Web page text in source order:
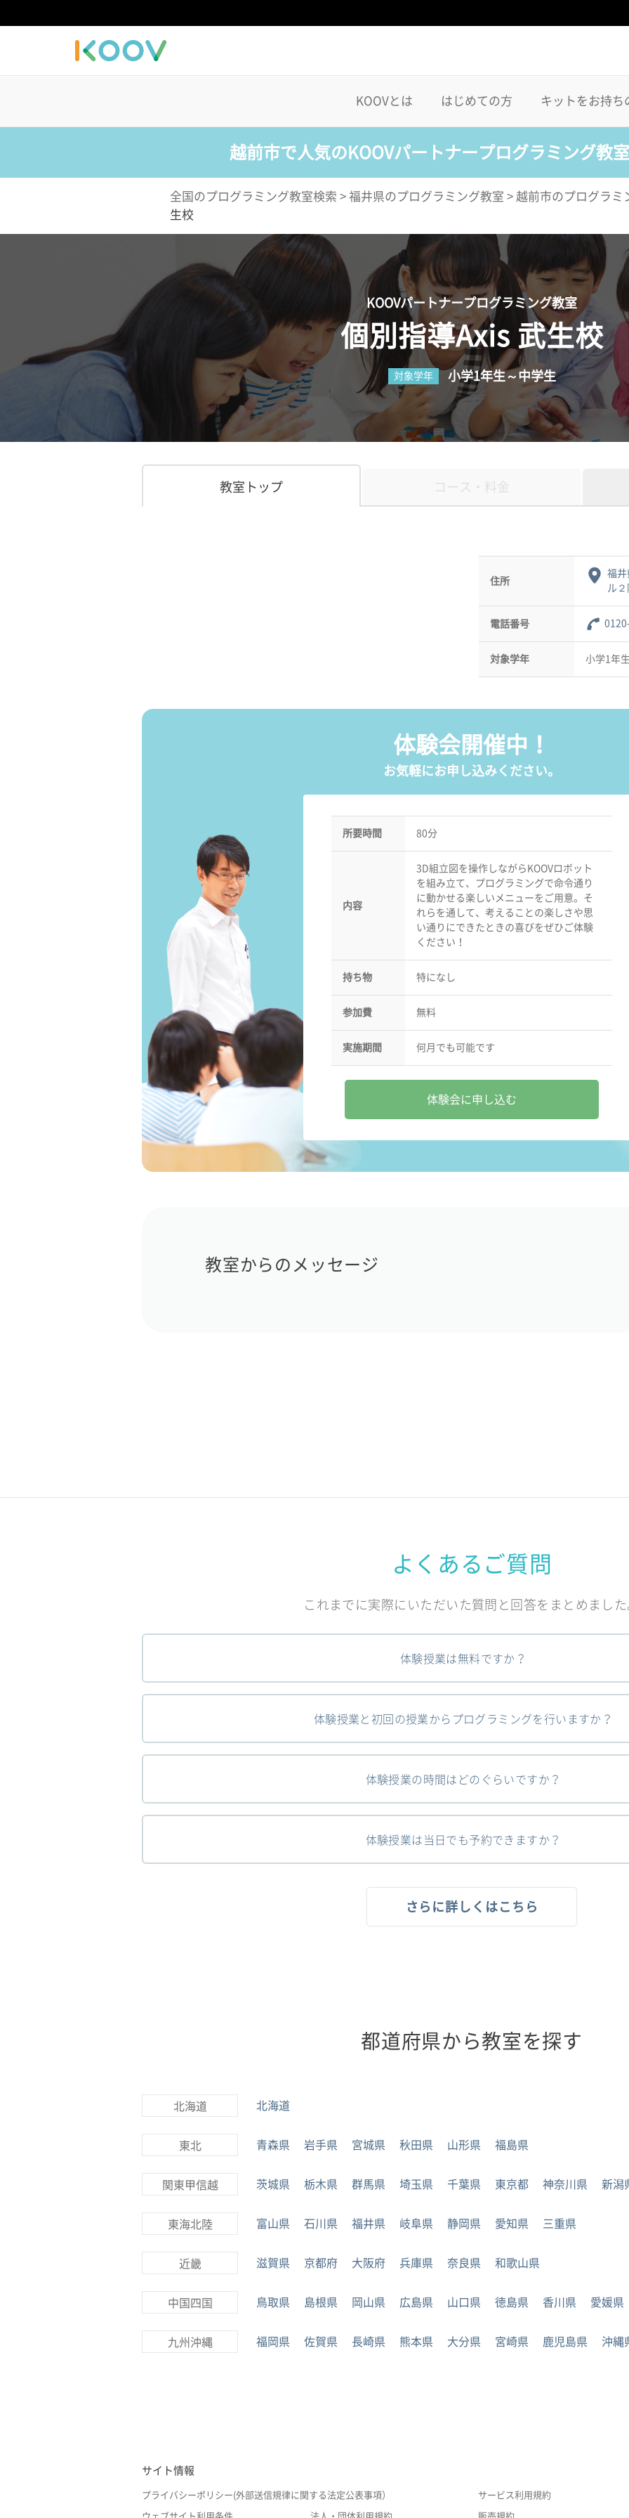
KOOVとは はじめての方 キットをお持ち
越前市で人気のKOOVパートナープログラミング教
全国のプログラミング教室検索 > 福井県のプログラミング教室 > 越前市のプログラミ
生校
KOOVパートナープログラミング教室
個別指導Axis 武生校
対象学年 小学1年生～中学生
教室トップ コース・料金
住所
福井
ル２
電話番号
対象学年 小学1年
体験会開催中！
お気軽にお申し込みください。
所要時間 80分
内容
3D組立図を操作しながらKOOVロボット
を組み立て、プログラミングで命令通り
に動かせる楽しいメニューをご用意。そ
れらを通して、考えることの楽しさや思
い通りにできたときの喜びをぜひご体験
ください！
持ち物 特になし
参加費 無料
実施期間 何月でも可能です
体験会に申し込む
教室からのメッセージ
よくあるご質問
これまでに実際にいただいた質問と回答をまとめまし
体験授業は無料ですか？
体験授業と初回の授業からプログラミングを行いますか？
体験授業の時間はどのぐらいですか？
体験授業は当日でも予約できますか？
さらに詳しくはこちら
都道府県から教室を探す
北海道 北海道
東北 青森県 岩手県 宮城県 秋田県 山形県 福島県
関東甲信越 茨城県 栃木県 群馬県 埼玉県 千葉県 東京都 神奈川県 新潟
東海北陸 富山県 石川県 福井県 岐阜県 静岡県 愛知県 三重県
近畿 滋賀県 京都府 大阪府 兵庫県 奈良県 和歌山県
中国四国 鳥取県 島根県 岡山県 広島県 山口県 徳島県 香川県 愛媛県
九州沖縄 福岡県 佐賀県 長崎県 熊本県 大分県 宮崎県 鹿児島県 沖縄
サイト情報
プライバシーポリシー(外部送信規律に関する法定公表事項） サービス利用規約
ウェブサイト利用条件 法人・団体利用規約 販売規約